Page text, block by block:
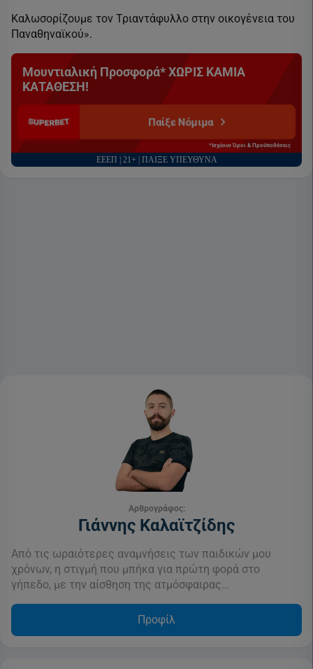
Καλωσορίζουμε τον Τριαντάφυλλο στην οικογένεια του
Παναθηναϊκού».
Μουντιαλική Προσφορά* ΧΩΡΙΣ ΚΑΜΙΑ
ΚΑΤΑΘΕΣΗ!
Παίξε Νόμιμα
*Ισχύουν Όροι & Προϋποθέσεις
ΕΕΕΠ | 21+ | ΠΑΙΞΕ ΥΠΕΥΘΥΝΑ
Αρθρογράφος:
Γιάννης Καλαϊτζίδης
Από τις ωραιότερες αναμνήσεις των παιδικών μου
χρόνων, η στιγμή που μπήκα για πρώτη φορά στο
γήπεδο, με την αίσθηση της ατμόσφαιρας…
Προφίλ